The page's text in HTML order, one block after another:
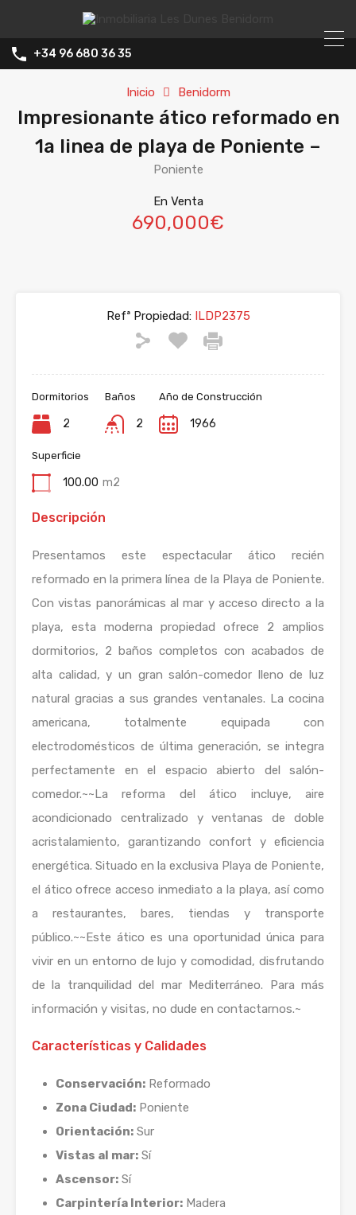
+34 96 680 36 35
Inicio Benidorm
Impresionante ático reformado en
1a linea de playa de Poniente –
Poniente
En Venta
690,000€
Refª Propiedad:ILDP2375
Dormitorios
2
Baños
2
Año de Construcción
1966
Superficie
100.00 m2
Descripción
Presentamos este espectacular ático recién
reformado en la primera línea de la Playa de Poniente.
Con vistas panorámicas al mar y acceso directo a la
playa, esta moderna propiedad ofrece 2 amplios
dormitorios, 2 baños completos con acabados de
alta calidad, y un gran salón-comedor lleno de luz
natural gracias a sus grandes ventanales. La cocina
americana, totalmente equipada con
electrodomésticos de última generación, se integra
perfectamente en el espacio abierto del salón-
comedor.~~La reforma del ático incluye, aire
acondicionado centralizado y ventanas de doble
acristalamiento, garantizando confort y eficiencia
energética. Situado en la exclusiva Playa de Poniente,
el ático ofrece acceso inmediato a la playa, así como
a restaurantes, bares, tiendas y transporte
público.~~Este ático es una oportunidad única para
vivir en un entorno de lujo y comodidad, disfrutando
de la tranquilidad del mar Mediterráneo. Para más
información y visitas, no dude en contactarnos.~
Características y Calidades
Conservación: Reformado
Zona Ciudad: Poniente
Orientación: Sur
Vistas al mar: Sí
Ascensor: Sí
Carpintería Interior: Madera